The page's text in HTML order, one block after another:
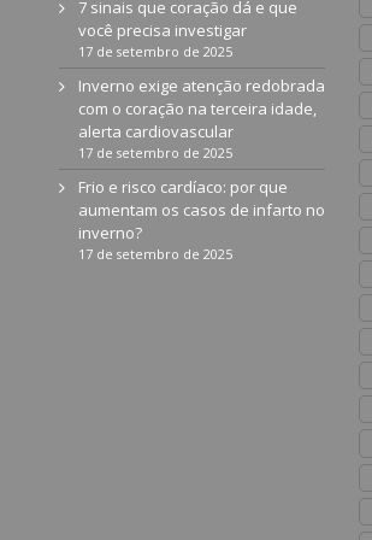
7 sinais que coração dá e que
você precisa investigar
17 de setembro de 2025
Inverno exige atenção redobrada
com o coração na terceira idade,
alerta cardiovascular
17 de setembro de 2025
Frio e risco cardíaco: por que
aumentam os casos de infarto no
inverno?
17 de setembro de 2025